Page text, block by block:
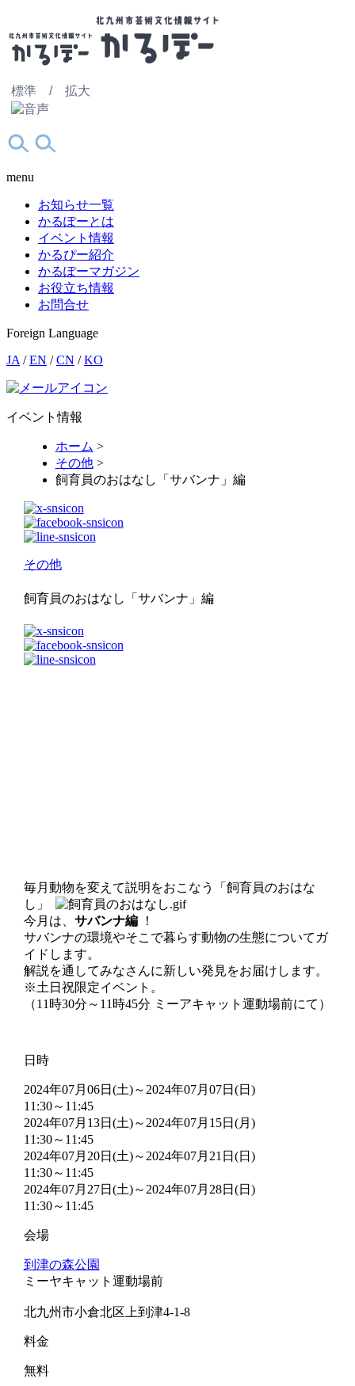
標準 / 拡大
menu
お知らせ一覧
かるぽーとは
イベント情報
かるぴー紹介
かるぽーマガジン
お役立ち情報
お問合せ
Foreign Language
JA /EN /CN /KO
イベント情報
ホーム >
その他>
飼育員のおはなし「サバンナ」編
その他
飼育員のおはなし「サバンナ」編
毎月動物を変えて説明をおこなう「飼育員のおはな
し」
今月は、 サバンナ編！
サバンナの環境やそこで暮らす動物の生態についてガ
イドします。
解説を通してみなさんに新しい発見をお届けします。
※土日祝限定イベント。
（11時30分～11時45分 ミーアキャット運動場前にて）
日時
2024年07月06日(土)～2024年07月07日(日)
11:30～11:45
2024年07月13日(土)～2024年07月15日(月)
11:30～11:45
2024年07月20日(土)～2024年07月21日(日)
11:30～11:45
2024年07月27日(土)～2024年07月28日(日)
11:30～11:45
会場
到津の森公園
ミーヤキャット運動場前
北九州市小倉北区上到津4-1-8
料金
無料